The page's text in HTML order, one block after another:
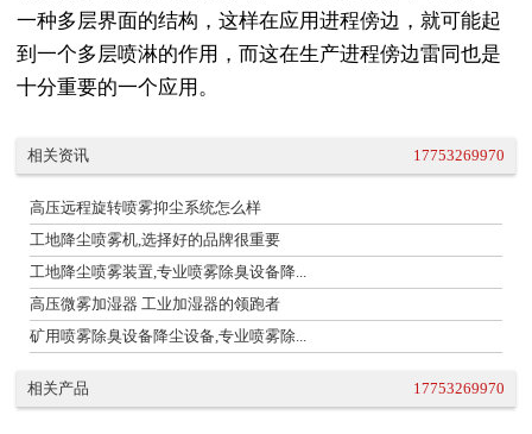
一种多层界面的结构，这样在应用进程傍边，就可能起
到一个多层喷淋的作用，而这在生产进程傍边雷同也是
十分重要的一个应用。
相关资讯 17753269970
高压远程旋转喷雾抑尘系统怎么样
工地降尘喷雾机,选择好的品牌很重要
工地降尘喷雾装置,专业喷雾除臭设备降...
高压微雾加湿器 工业加湿器的领跑者
矿用喷雾除臭设备降尘设备,专业喷雾除...
相关产品 17753269970